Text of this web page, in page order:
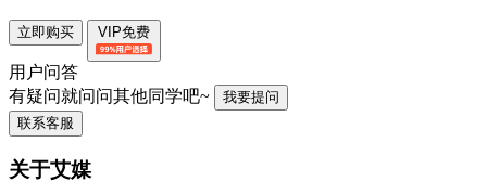
立即购买 VIP免费
用户问答
有疑问就问问其他同学吧~
我要提问
联系客服
关于艾媒